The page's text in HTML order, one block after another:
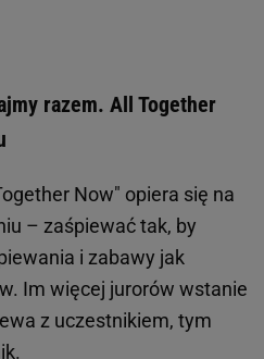
razem. All Together
Now" opiera się na
– zaśpiewać tak, by
i zabawy jak
Im więcej jurorów wstanie
z uczestnikiem, tym